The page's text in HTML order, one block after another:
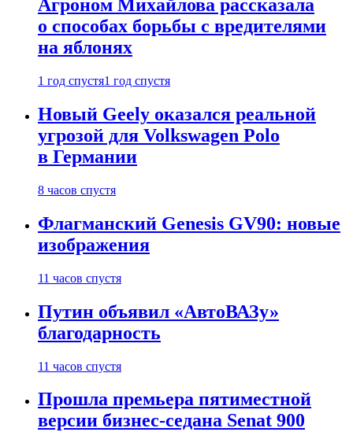
Агроном Михайлова рассказала
о способах борьбы с вредителями
на яблонях
1 год спустя1 год спустя
Новый Geely оказался реальной
угрозой для Volkswagen Polo
в Германии
8 часов спустя
Флагманский Genesis GV90: новые
изображения
11 часов спустя
Путин объявил «АвтоВАЗу»
благодарность
11 часов спустя
Прошла премьера пятиместной
версии бизнес-седана Senat 900